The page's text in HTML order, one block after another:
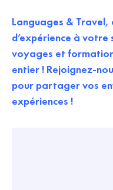
Languages & Travel,
d’expérience à
voyages et
entier ! Rejoignez-
pour partager vos
expériences !